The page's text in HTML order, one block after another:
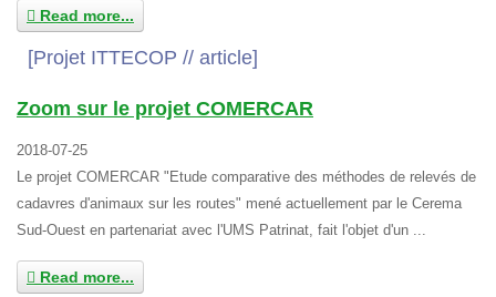
Read more...
[Projet ITTECOP // article]
Zoom sur le projet COMERCAR
2018-07-25
Le projet COMERCAR "Etude comparative des méthodes de relevés de
cadavres d'animaux sur les routes" mené actuellement par le Cerema
Sud-Ouest en partenariat avec l'UMS Patrinat, fait l'objet d'un ...
Read more...